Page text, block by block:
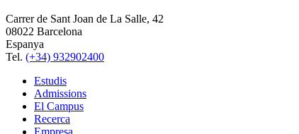
Carrer de Sant Joan de La Salle, 42
08022 Barcelona
Espanya
Tel. (+34) 932902400
Estudis
Admissions
El Campus
Recerca